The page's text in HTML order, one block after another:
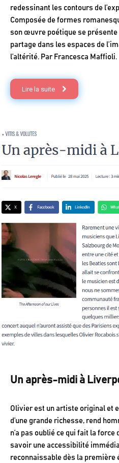
redessinant les contours de
Composée de formes
son œuvre poétique se présente
partage dans les espaces de
l’altérité. Par Francesca Maffioli.
Lire la suite
Un après-midi à
Olivier est un artiste original et
d’une grande richesse, rend
n’a pas oublié ce qui fait la
savoir une accessibilité
reconnaissable dès la première